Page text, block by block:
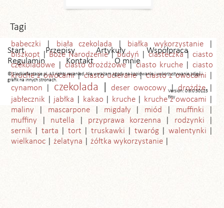
Tagi
babeczki biała czekolada
białka wykorzystanie
biszkopt
Boże Narodzenie budyń ciasteczka
ciasto
czekoladowe
ciasto drożdżowe ciasto kruche
ciasto
kruche z owocami
ciasto ucierane
ciasto z owocami
cynamon
czekolada deser owocowy
drożdże
jabłecznik
jabłka kakao kruche
kruche z owocami
maliny
mascarpone migdały miód
muffinki
muffiny
nutella przyprawa korzenna
rodzynki
sernik
tarta tort truskawki twaróg
walentynki
wielkanoc
żelatyna żółtka wykorzystanie
Start Przepisy Artykuły
Współpraca
Regulamin
Kontakt O mnie
© Slodkiefantazje.pl. All rights reserved. Nie wyrażam zgody na kopiowanie i wykorzystywanie zdjęć i
grafik na innych stronach.
Version: 0.6.0.30125
tiny